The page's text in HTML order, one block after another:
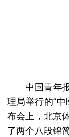
中国青年
理局举行的“
布会上，北京
了两个八段锦